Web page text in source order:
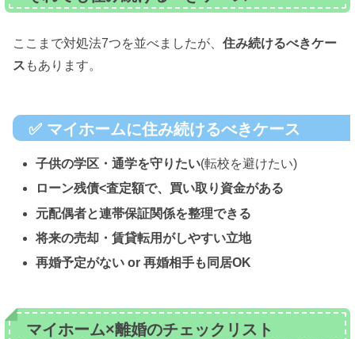
ここまで対処法7つを並べましたが、 住み続けるべきケー
ス もあります。
✅ マイホームに住み続けるべきケース
子供の学区・通学を守りたい(転校を避けたい)
ローン残債<査定額で、買い取り資金がある
元配偶者と連帯保証関係を整理できる
将来の売却・賃貸転用がしやすい立地
再婚予定がない or 再婚相手も同居OK
マイホーム×離婚のチェックリスト